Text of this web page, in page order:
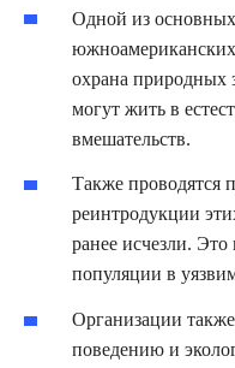
Одной из
южноамериканских
охрана природных
могут жить в
вмешательств.
Также проводятся
реинтродукции
ранее исчезли. Это
популяции в
Организации
поведению и